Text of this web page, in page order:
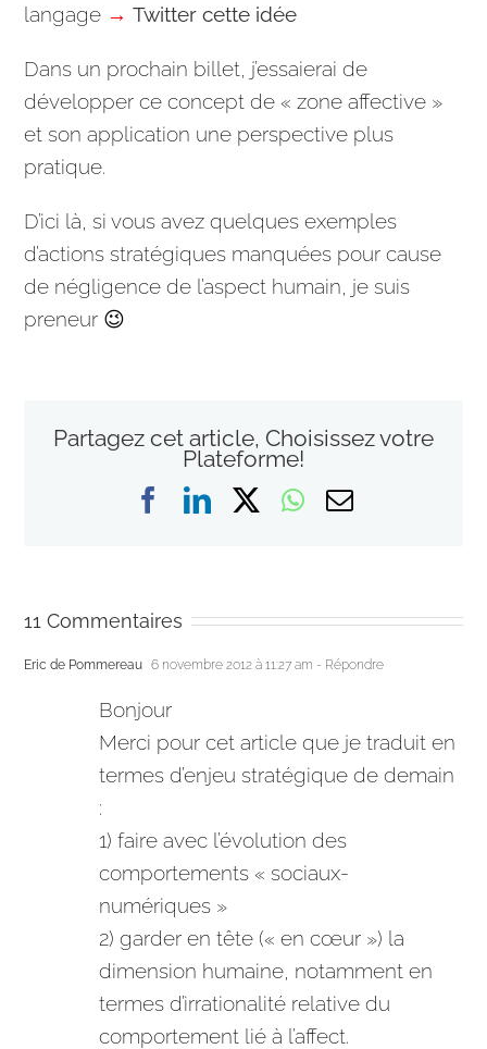
langage → Twitter cette idée
Dans un prochain billet, j’essaierai de
développer ce concept de « zone affective »
et son application une perspective plus
pratique.
D’ici là, si vous avez quelques exemples
d’actionsstratégiques manquées pour cause
de négligence de l’aspect humain, je suis
preneur 😉
Partagez cet article, Choisissez votre
Plateforme!
Facebook
LinkedInWhatsApp
Email
11 Commentaires
Eric de Pommereau 6 novembre 2012 à 11:27 am - Répondre
Bonjour
Merci pour cet article que je traduit en
termes d’enjeu stratégique de demain
:
1) faire avec l’évolution des
comportements « sociaux-
numériques »
2) garder en tête (« en cœur ») la
dimension humaine, notamment en
termes d’irrationalité relative du
comportement lié à l’affect.